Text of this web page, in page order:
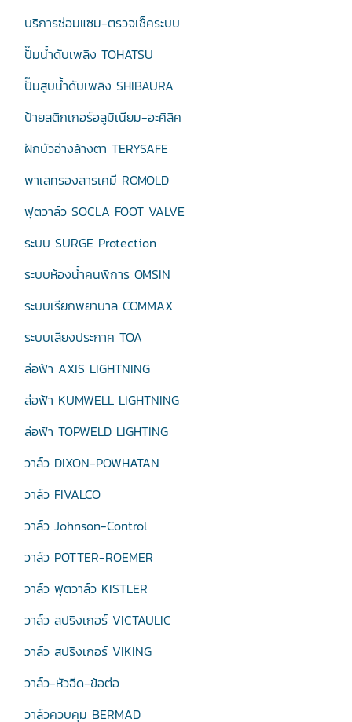
บริการซ่อมแซม-ตรวจเช็คระบบ
ปั๊มน้ำดับเพลิง TOHATSU
ปั๊มสูบน้ำดับเพลิง SHIBAURA
ป้ายสติกเกอร์อลูมิเนียม-อะคิลิค
ฝักบัวอ่างล้างตา TERYSAFE
พาเลทรองสารเคมี ROMOLD
ฟุตวาล์ว SOCLA FOOT VALVE
ระบบ SURGE Protection
ระบบห้องน้ำคนพิการ OMSIN
ระบบเรียกพยาบาล COMMAX
ระบบเสียงประกาศ TOA
ล่อฟ้า AXIS LIGHTNING
ล่อฟ้า KUMWELL LIGHTNING
ล่อฟ้า TOPWELD LIGHTING
วาล์ว DIXON-POWHATAN
วาล์ว FIVALCO
วาล์ว Johnson-Control
วาล์ว POTTER-ROEMER
วาล์ว ฟุตวาล์ว KISTLER
วาล์ว สปริงเกอร์ VICTAULIC
วาล์ว สปริงเกอร์ VIKING
วาล์ว-หัวฉีด-ข้อต่อ
วาล์วควบคุม BERMAD